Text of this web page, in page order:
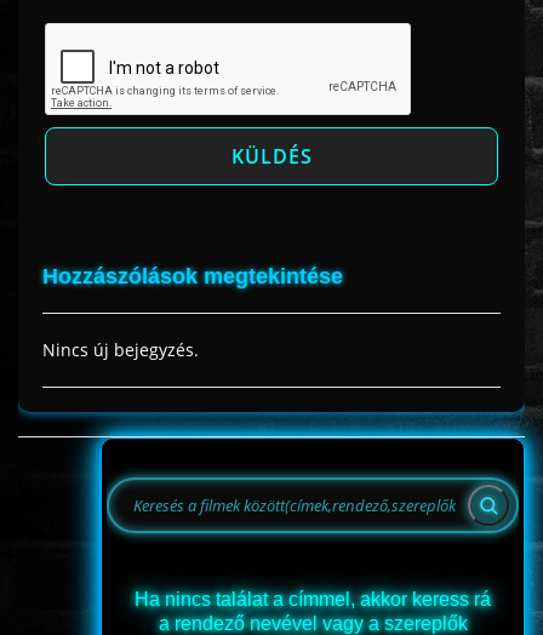
Hozzászólások megtekintése
Nincs új bejegyzés.
Ha nincs találat a címmel, akkor keress rá
a rendező nevével vagy a szereplők